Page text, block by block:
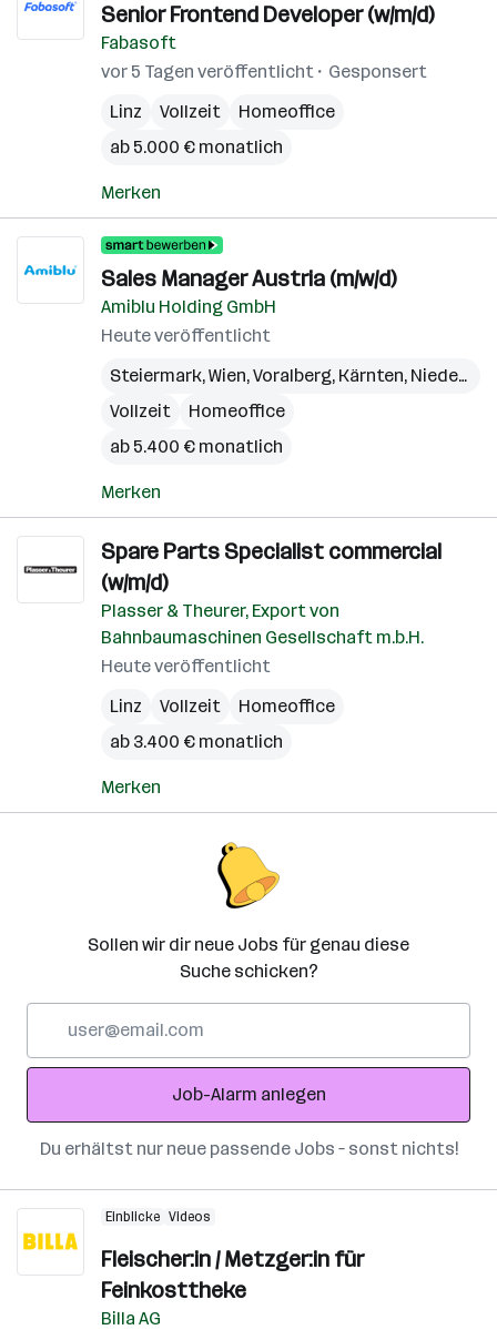
Senior Frontend Developer (w/m/d)
Fabasoft
vor 5 Tagen veröffentlicht
Gesponsert
Linz
Vollzeit
Homeoffice
ab 5.000 € monatlich
Merken
Sales Manager Austria (m/w/d)
Amiblu Holding GmbH
Heute veröffentlicht
Steiermark,Wien,Voralberg, Kärnten, Niederösterreich
Vollzeit
Homeoffice
ab 5.400 € monatlich
Merken
Spare Parts Specialist commercial
(w/m/d)
Plasser & Theurer, Export von
Bahnbaumaschinen Gesellschaft m.b.H.
Heute veröffentlicht
Linz
Vollzeit
Homeoffice
ab 3.400 € monatlich
Merken
Sollen wir dir neue Jobs für genau diese
Suche schicken?
Adresse
Job-Alarm anlegen
Du erhältst nur neue passende Jobs – sonst nichts!
Einblicke Videos
Fleischer:in / Metzger:in für
Feinkosttheke
Billa AG